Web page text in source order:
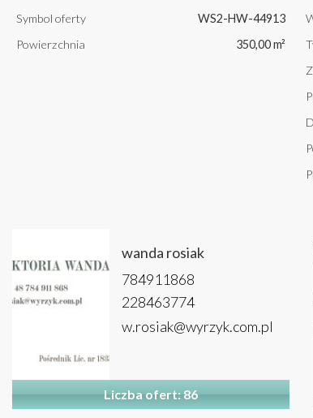
Symbol oferty
WS2-HW-44913
Powierzchnia
350,00 m²
wanda rosiak
784911868
228463774
w.rosiak@wyrzyk.com.pl
Liczba ofert: 86